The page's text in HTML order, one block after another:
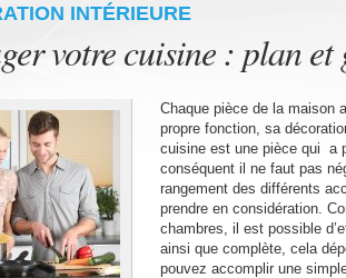
INTÉRIEURE
votre cuisine : plan et
Chaque pièce de la maison
propre fonction, sa
cuisine est une pièce qui a
conséquent il ne faut pas
rangement des différents
prendre en considération.
chambres, il est possible
ainsi que complète, cela
pouvez accomplir une